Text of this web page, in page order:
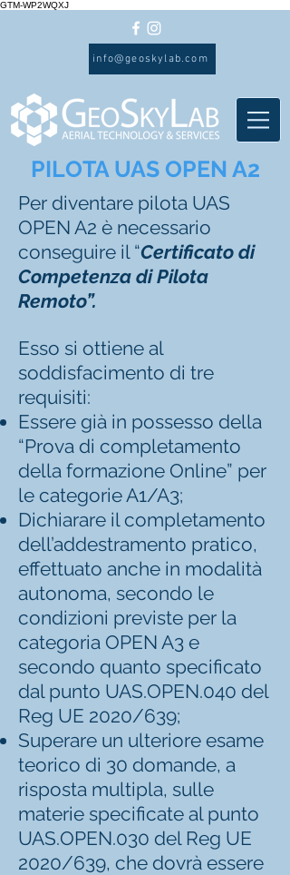
GTM-WP2WQXJ
info@geoskylab.com
PILOTA UAS OPEN A2
Per diventare pilota UAS
OPEN A2 è necessario
conseguire il “Certificato di
Competenza di Pilota
Remoto”.
Esso si ottiene al
soddisfacimento di tre
requisiti:
Essere già in possesso della
“Prova di completamento
della formazione Online” per
le categorie A1/A3;
Dichiarare il completamento
dell’addestramento pratico,
effettuato anche in modalità
autonoma, secondo le
condizioni previste per la
categoria OPEN A3 e
secondo quanto specificato
dal punto UAS.OPEN.040 del
Reg UE 2020/639;
Superare un ulteriore esame
teorico di 30 domande, a
risposta multipla, sulle
materie specificate al punto
UAS.OPEN.030 del Reg UE
2020/639, che dovrà essere